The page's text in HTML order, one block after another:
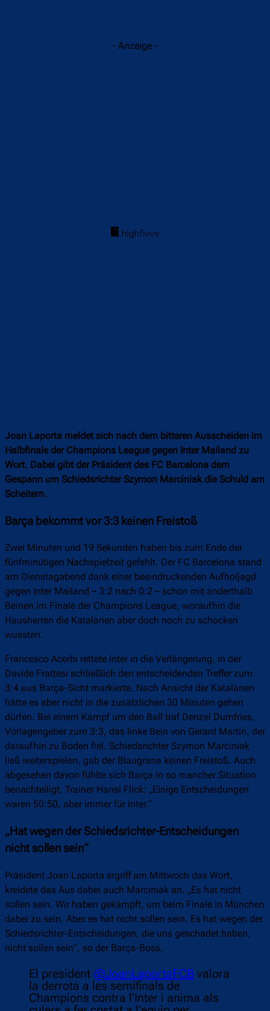
- Anzeige -
Joan Laporta meldet sich nach dem bitteren Ausscheiden im
Halbfinale der Champions League gegen Inter Mailand zu
Wort. Dabei gibt der Präsident des FC Barcelona dem
Gespann um Schiedsrichter Szymon Marciniak die Schuld am
Scheitern.
Barça bekommt vor 3:3 keinen Freistoß
Zwei Minuten und 19 Sekunden haben bis zum Ende der
fünfminütigen Nachspielzeit gefehlt. Der FC Barcelona stand
am Dienstagabend dank einer beeindruckenden Aufholjagd
gegen Inter Mailand – 3:2 nach 0:2 – schon mit anderthalb
Beinen im Finale der Champions League, woraufhin die
Hausherren die Katalanen aber doch noch zu schocken
wussten.
Francesco Acerbi rettete Inter in die Verlängerung, in der
Davide Frattesi schließlich den entscheidenden Treffer zum
3:4 aus Barça-Sicht markierte. Nach Ansicht der Katalanen
hätte es aber nicht in die zusätzlichen 30 Minuten gehen
dürfen. Bei einem Kampf um den Ball traf Denzel Dumfries,
Vorlagengeber zum 3:3, das linke Bein von Gerard Martín, der
daraufhin zu Boden fiel. Schiedsrichter Szymon Marciniak
ließ weiterspielen, gab der Blaugrana keinen Freistoß. Auch
abgesehen davon fühlte sich Barça in so mancher Situation
benachteiligt. Trainer Hansi Flick: „Einige Entscheidungen
waren 50:50, aber immer für Inter.“
„Hat wegen der Schiedsrichter-Entscheidungen
nicht sollen sein“
Präsident Joan Laporta ergriff am Mittwoch das Wort,
kreidete das Aus dabei auch Marciniak an. „Es hat nicht
sollen sein. Wir haben gekämpft, um beim Finale in München
dabei zu sein. Aber es hat nicht sollen sein. Es hat wegen der
Schiedsrichter-Entscheidungen, die uns geschadet haben,
nicht sollen sein“, so der Barça-Boss.
El president @JoanLaportaFCB valora
la derrota a les semifinals de
Champions contra l’Inter i anima als